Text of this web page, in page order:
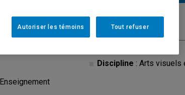
Discipline : Arts visuels
Tout refuser
Autoriser les témoins